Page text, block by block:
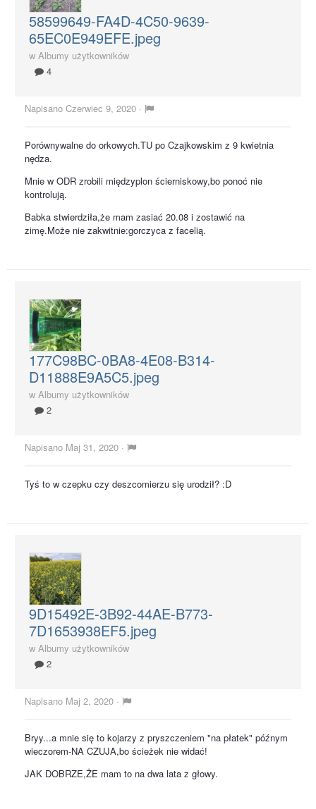
58599649-FA4D-4C50-9639-
65EC0E949EFE.jpeg
w Albumy użytkowników
4
Napisano Czerwiec 9, 2020 ·
Porównywalne do orkowych.TU po Czajkowskim z 9 kwietnia
nędza.
Mnie w ODR zrobili międzyplon ścierniskowy,bo ponoć nie
kontrolują.
Babka stwierdziła,że mam zasiać 20.08 i zostawić na
zimę.Może nie zakwitnie:gorczyca z facelią.
177C98BC-0BA8-4E08-B314-
D11888E9A5C5.jpeg
w Albumy użytkowników
2
Napisano Maj 31, 2020 ·
Tyś to w czepku czy deszcomierzu się urodził? :D
9D15492E-3B92-44AE-B773-
7D1653938EF5.jpeg
w Albumy użytkowników
2
Napisano Maj 2, 2020 ·
Bryy...a mnie się to kojarzy z pryszczeniem "na płatek" późnym
wieczorem-NA CZUJA,bo ścieżek nie widać!
JAK DOBRZE,ŻE mam to na dwa lata z głowy.